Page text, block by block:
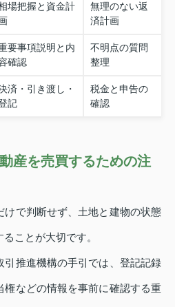
場把握と資金計
無理のない返
済計画
要事項説明と内
確認
不明点の質問
整理
済・引き渡し・
記
税金と申告の
確認
産を売買するための注
けで判断せず、土地と建物の状態
ことが大切です。
引推進機構の手引では、登記記録
権などの情報を事前に確認する重